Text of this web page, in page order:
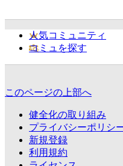
人気コミュニティ
コミュを探す
このページの上部へ
健全化の取り組み
プライバシーポリシ
新規登録
利用規約